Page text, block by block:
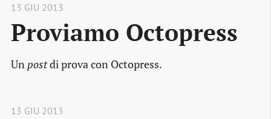
13 GIU 2013
Proviamo Octopress
Un postdi prova con Octopress.
13 GIU 2013